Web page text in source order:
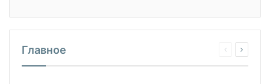
Главное